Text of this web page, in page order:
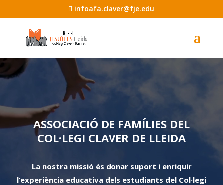
infoafa.claver@fje.edu
Reproductor
de
ASSOCIACIÓ DE FAMÍLIES DEL
COL·LEGI CLAVER DE LLEIDA
La nostra missió és donar suport i enriquir
l’experiència educativa dels estudiants del Col·legi